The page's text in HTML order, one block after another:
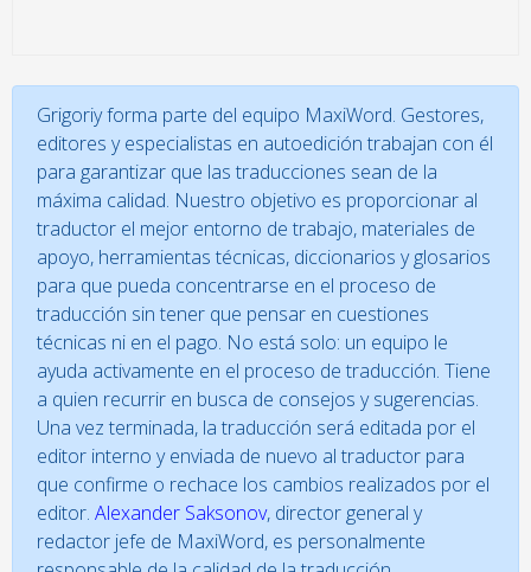
Grigoriy forma parte del equipo MaxiWord. Gestores,
editores y especialistas en autoedición trabajan con él
para garantizar que las traducciones sean de la
máxima calidad. Nuestro objetivo es proporcionar al
traductor el mejor entorno de trabajo, materiales de
apoyo, herramientas técnicas, diccionarios y glosarios
para que pueda concentrarse en el proceso de
traducción sin tener que pensar en cuestiones
técnicas ni en el pago. No está solo: un equipo le
ayuda activamente en el proceso de traducción. Tiene
a quien recurrir en busca de consejos y sugerencias.
Una vez terminada, la traducción será editada por el
editor interno y enviada de nuevo al traductor para
que confirme o rechace los cambios realizados por el
editor. Alexander Saksonov, director general y
redactor jefe de MaxiWord, es personalmente